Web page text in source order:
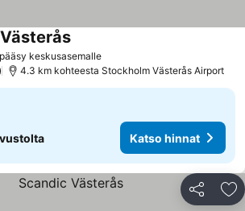
keskusasemalleKatso hinnat
Katso hinnat
4.3 km kohteesta Stockholm Västerås Airport
Katso hinnat
Jaa